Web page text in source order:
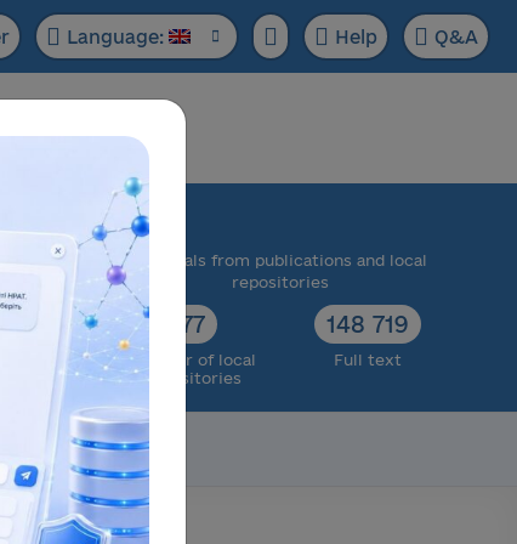
Language: Help Q&A
Materials from publications and local
repositories
77
Number of local
repositories
148 719
Full text
Scientific data